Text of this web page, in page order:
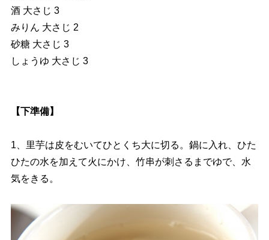
酒 大さじ 3
みりん 大さじ 2
砂糖 大さじ 3
しょうゆ 大さじ 3
【下準備】
1、里芋は皮をむいてひとくち大に切る。鍋に入れ、ひた
ひたの水を加えて火にかけ、竹串が刺さるまでゆで、水
気をきる。